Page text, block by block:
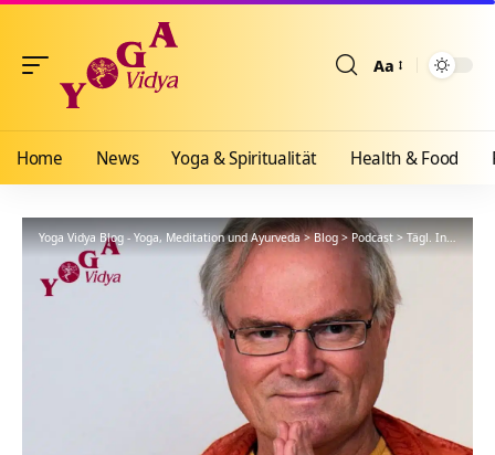
Aa
Home News Yoga & Spiritualität Health & Food
Yoga Vidya Blog - Yoga, Meditation und Ayurveda>Blog>Podcast>Tägl. Inspiration